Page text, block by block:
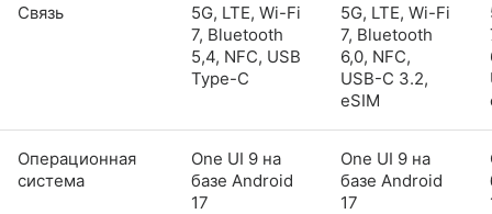
Связь
5G, LTE, Wi-Fi
7, Bluetooth
5,4, NFC, USB
Type-C
5G, LTE, Wi-Fi
7, Bluetooth
6,0, NFC,
USB-C 3.2,
eSIM
Операционная
система
One UI 9 на
базе Android
17
One UI 9 на
базе Android
17